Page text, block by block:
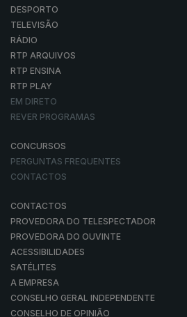
DESPORTO
TELEVISÃO
RÁDIO
RTP ARQUIVOS
RTP ENSINA
RTP PLAY
EM DIRETO
REVER PROGRAMAS
CONCURSOS
PERGUNTAS FREQUENTES
CONTACTOS
CONTACTOS
PROVEDORA DO TELESPECTADOR
PROVEDORA DO OUVINTE
ACESSIBILIDADES
SATÉLITES
A EMPRESA
CONSELHO GERAL INDEPENDENTE
CONSELHO DE OPINIÃO